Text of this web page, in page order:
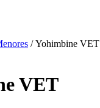
/ Yohimbine VET
VET